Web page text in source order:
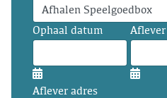
Ophaal datum
Aflever adres